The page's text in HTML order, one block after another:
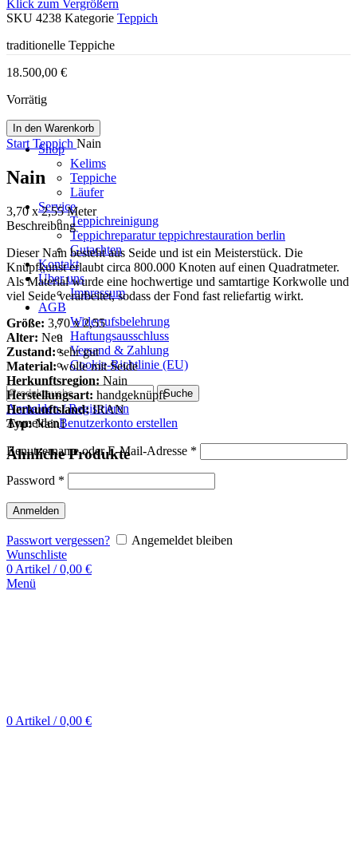
Shop
Kelims
Teppiche
Läufer
Service
Teppichreinigung
Teppichreparatur teppichrestauration berlin
Gutachten
Kontakt
Über uns
Impressum
AGB
Widerrufsbelehrung
Haftungsausschluss
Versand & Zahlung
Cookie-Richtlinie (EU)
Suche
Anmelden / Registrieren
AnmeldenBenutzerkonto erstellen
Benutzername oder E-Mail-Adresse *
Password *
Anmelden
Passwort vergessen?
Angemeldet bleiben
Wunschliste
0 Artikel / 0,00 €
Menü
0 Artikel / 0,00 €
Klick zum Vergrößern
SKU 4238 Kategorie Teppich
traditionelle Teppiche
18.500,00 €
Vorrätig
In den Warenkorb
Start Teppich Nain
Nain
3,70 x 2,55 Meter
Beschreibung
Dieser Nain besteht aus Seide und ist ein Meisterstück. Die
Knüpfkunst erlaubt circa 800.000 Knoten auf einen Quadratmeter.
Als Material wurde eine hochwertige und samtartige Korkwolle und
viel Seide verarbeitet, sodass der Fond fast reliefartig wirkt.
Größe: 3,70 x 2,55
Alter: Neu
Zustand:sehr gut
Material:wolle mit Seide
Herkunftsregion: Nain
Herstellungsart: handgeknüpft
Herkunftsland:IRAN
Typ:Nain1
Ähnliche Produkte